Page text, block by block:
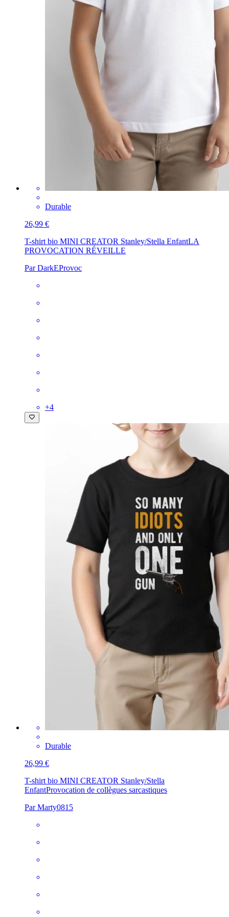
Durable
26,99 €
T-shirt bio MINI CREATOR Stanley/Stella EnfantLA
PROVOCATION RÉVEILLE
Par DarkEProvoc
+4
Durable
26,99 €
T-shirt bio MINI CREATOR Stanley/Stella
EnfantProvocation de collègues sarcastiques
Par Marty0815